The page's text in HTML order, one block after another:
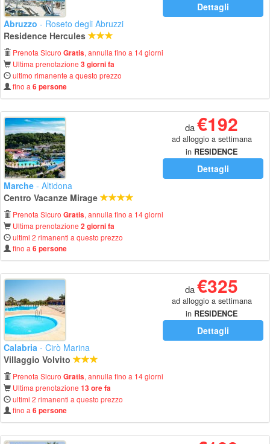
Dettagli
Abruzzo - Roseto degli Abruzzi
Residence Hercules
Prenota Sicuro Gratis, annulla fino a 14 giorni
Ultima prenotazione 3 giorni fa
ultimo rimanente a questo prezzo
fino a 6 persone
da€192
ad alloggio a settimana
in RESIDENCE
Dettagli
Marche - Altidona
Centro Vacanze Mirage
Prenota Sicuro Gratis, annulla fino a 14 giorni
Ultima prenotazione 2 giorni fa
ultimi 2 rimanenti a questo prezzo
fino a 6 persone
da€325
ad alloggio a settimana
in RESIDENCE
Dettagli
Calabria - Cirò Marina
Villaggio Volvito
Prenota Sicuro Gratis, annulla fino a 14 giorni
Ultima prenotazione 13 ore fa
ultimi 2 rimanenti a questo prezzo
fino a 6 persone